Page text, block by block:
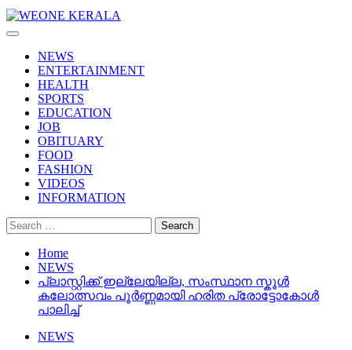
Primary
NEWS
ENTERTAINMENT
HEALTH
SPORTS
EDUCATION
JOB
OBITUARY
FOOD
FASHION
VIDEOS
INFORMATION
Search
for:
Home
NEWS
പ്ലാസ്റ്റിക്ക് ഇല്ലേയില്ല, സംസ്ഥാന സ്കൂൾ
കലോത്സവം പൂര്‍ണ്ണമായി ഹരിത പ്രോട്ടോകോള്‍
പാലിച്ച്
NEWS